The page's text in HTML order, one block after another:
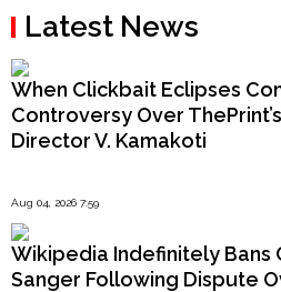
Latest News
When Clickbait Eclipses
Controversy Over
Director V. Kamakoti
Aug 04, 2026 7:59
Wikipedia Indefinitely
Sanger Following Dispute